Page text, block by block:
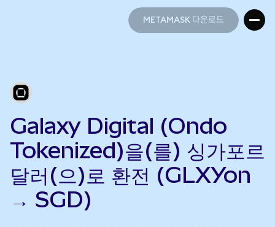
METAMASK 다운로드
Galaxy Digital (Ondo
Tokenized)을(를) 싱가포르
달러(으)로 환전 (GLXYon
→ SGD)